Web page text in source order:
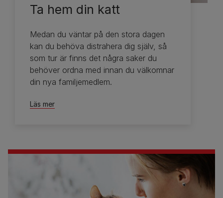
Ta hem din katt
Medan du väntar på den stora dagen
kan du behöva distrahera dig själv, så
som tur är finns det några saker du
behöver ordna med innan du välkomnar
din nya familjemedlem.
Läs mer